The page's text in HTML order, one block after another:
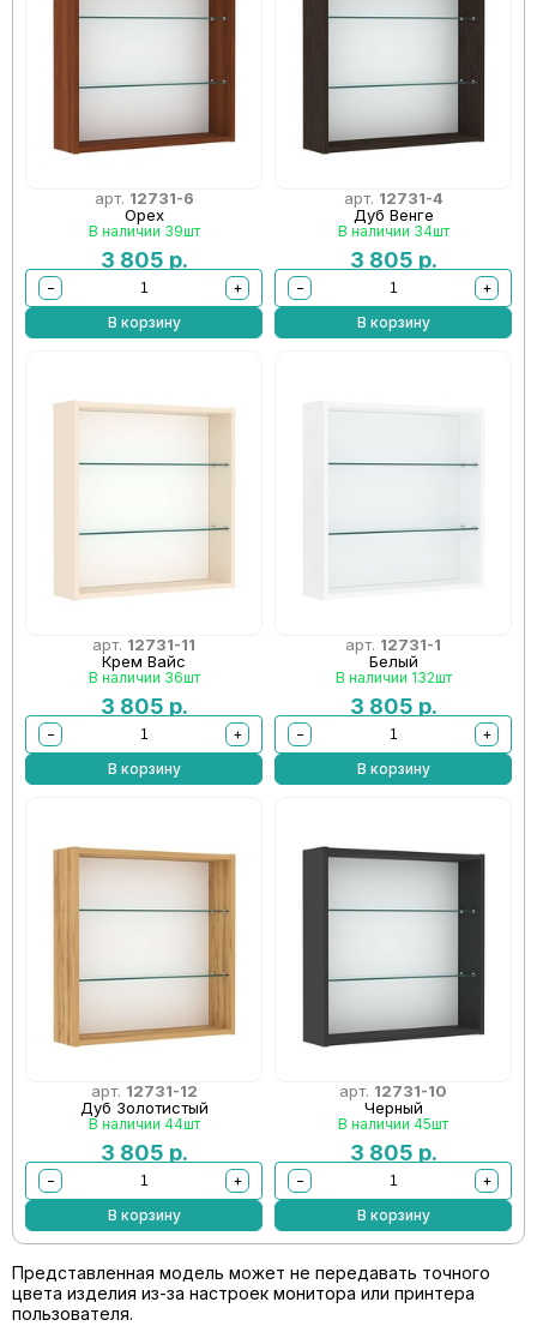
арт. 12731-6
Орех
В наличии 39шт
3 805 р.
−
+
В корзину
арт. 12731-4
Дуб Венге
В наличии 34шт
3 805 р.
−
+
В корзину
арт. 12731-11
Крем Вайс
В наличии 36шт
3 805 р.
−
+
В корзину
арт. 12731-1
Белый
В наличии 132шт
3 805 р.
−
+
В корзину
арт. 12731-12
Дуб Золотистый
В наличии 44шт
3 805 р.
−
+
В корзину
арт. 12731-10
Черный
В наличии 45шт
3 805 р.
−
+
В корзину
Представленная модель может не передавать точного
цвета изделия из-за настроек монитора или принтера
пользователя.